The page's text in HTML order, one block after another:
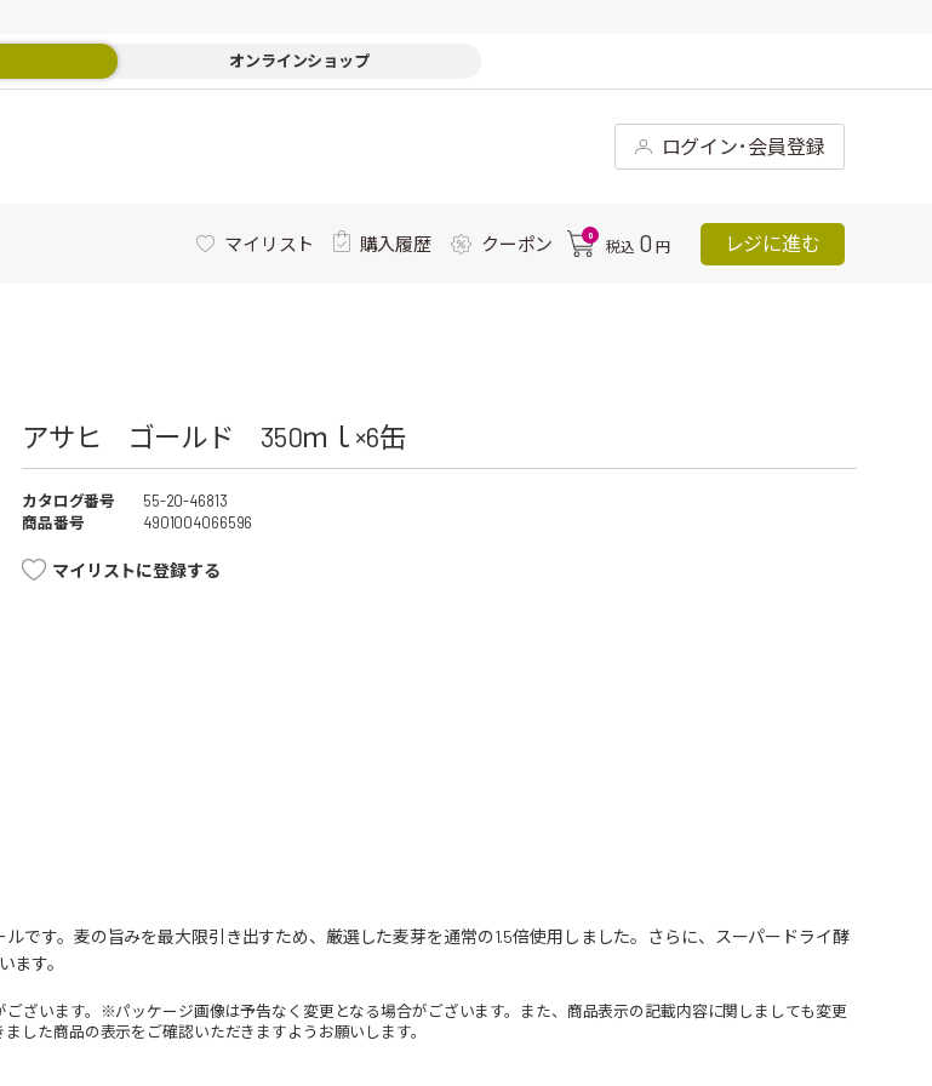
オンラインショップ
ログイン･会員登録
マイリスト 購入履歴 クーポン 0
税込 0 円 レジに進む
アサヒ ゴールド 350ｍｌ×6缶
カタログ番号
55-20-46813
商品番号
4901004066596
マイリストに登録する
です。麦の旨みを最大限引き出すため、厳選した麦芽を通常の1.5倍使用しました。さらに、スーパードライ酵
ます。
ざいます。※パッケージ画像は予告なく変更となる場合がございます。また、商品表示の記載内容に関しましても変更
した商品の表示をご確認いただきますようお願いします。